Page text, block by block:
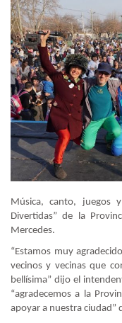
Música, canto, juegos
Divertidas” de la
Mercedes.
“Estamos muy
vecinos y vecinas que
bellísima” dijo el
“agradecemos a la
apoyar a nuestra ciudad”